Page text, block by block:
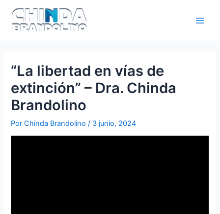
“La libertad en vías de
extinción” – Dra. Chinda
Brandolino
PorChinda Brandolino/ 3 junio, 2024